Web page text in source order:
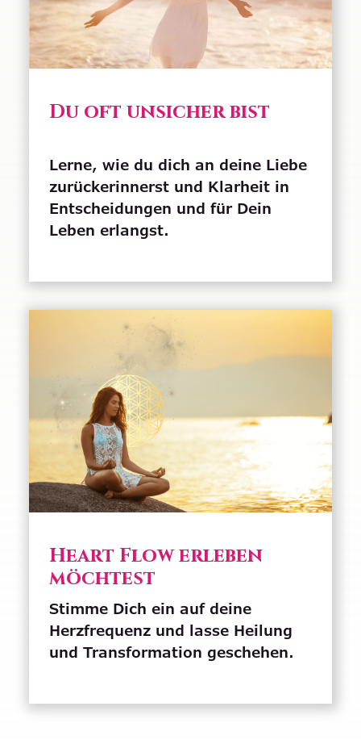
Du oft unsicher bist
Lerne, wie du dich an deine Liebe
zurückerinnerst und Klarheit in
Entscheidungen und für Dein
Leben erlangst.
Heart Flow erleben
möchtest
Stimme Dich ein auf deine
Herzfrequenz und lasse Heilung
und Transformation geschehen.